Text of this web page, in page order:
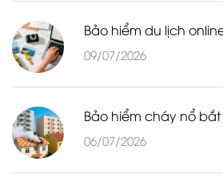
Bảo hiểm du lịch
09/07/2026
Bảo hiểm cháy nổ bắt
06/07/2026